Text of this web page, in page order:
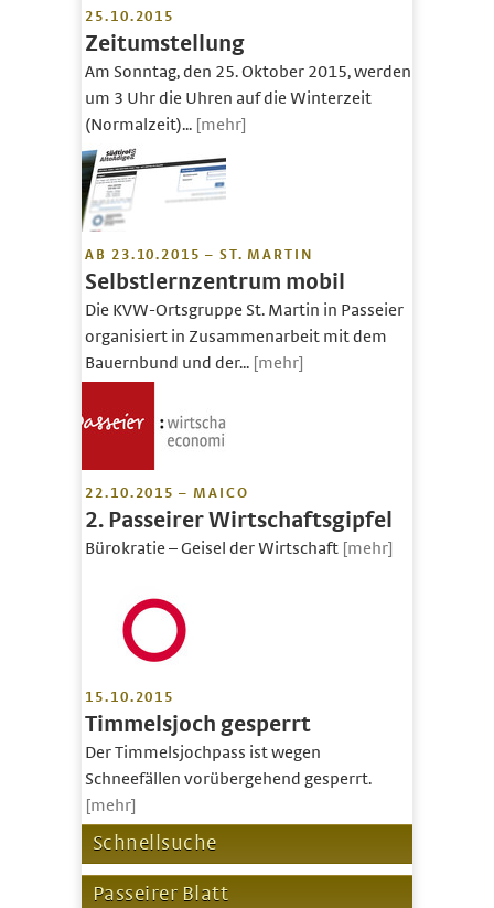
25.10.2015
Zeitumstellung
Am Sonntag, den 25. Oktober 2015, werden
um 3 Uhr die Uhren auf die Winterzeit
(Normalzeit)... [mehr]
AB 23.10.2015 – ST. MARTIN
Selbstlernzentrum mobil
Die KVW-Ortsgruppe St. Martin in Passeier
organisiert in Zusammenarbeit mit dem
Bauernbund und der... [mehr]
22.10.2015 – MAICO
2. Passeirer Wirtschaftsgipfel
Bürokratie – Geisel der Wirtschaft [mehr]
15.10.2015
Timmelsjoch gesperrt
Der Timmelsjochpass ist wegen
Schneefällen vorübergehend gesperrt.
[mehr]
Schnellsuche
Passeirer Blatt